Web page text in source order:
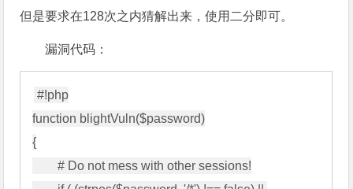
但是要求在128次之内猜解出来，使用二分即可。
漏洞代码：
#!php
function blightVuln($password)
{
        # Do not mess with other sessions!